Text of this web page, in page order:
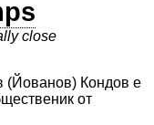
close
(Йованов) Кондов е
от